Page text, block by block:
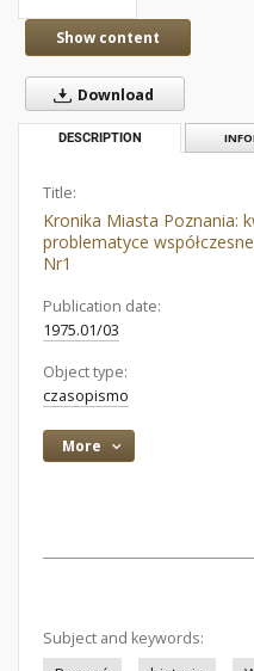
Show content
Download
DESCRIPTION
Title:
Kronika Miasta Poznania:
problematyce
Nr1
Publication date:
1975.01/03
Object type:
czasopismo
More
Subject and keywords: